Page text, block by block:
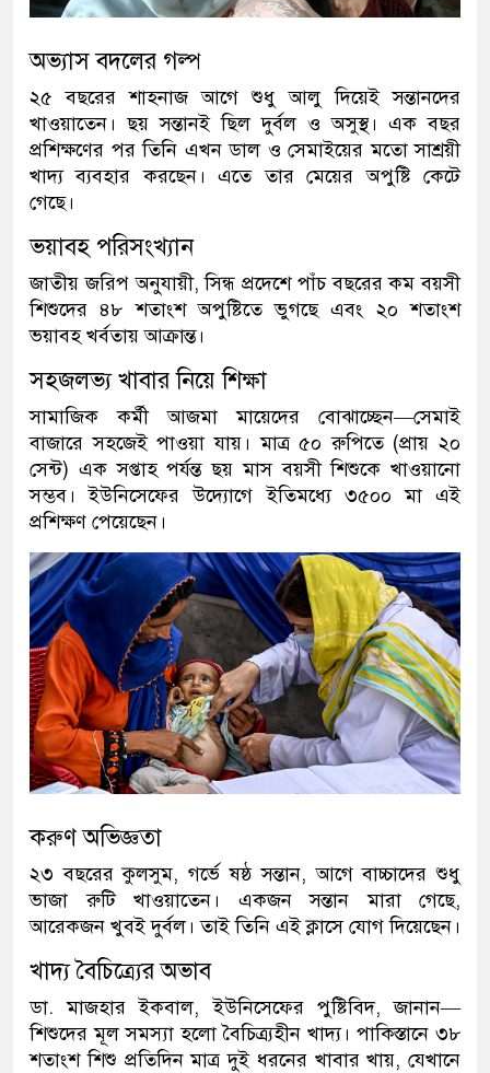
অভ্যাস বদলের গল্প
২৫ বছরের শাহনাজ আগে শুধু আলু দিয়েই সন্তানদের
খাওয়াতেন। ছয় সন্তানই ছিল দুর্বল ও অসুস্থ। এক বছর
প্রশিক্ষণের পর তিনি এখন ডাল ও সেমাইয়ের মতো সাশ্রয়ী
খাদ্য ব্যবহার করছেন। এতে তার মেয়ের অপুষ্টি কেটে
গেছে।
ভয়াবহ পরিসংখ্যান
জাতীয় জরিপ অনুযায়ী, সিন্ধ প্রদেশে পাঁচ বছরের কম বয়সী
শিশুদের ৪৮ শতাংশ অপুষ্টিতে ভুগছে এবং ২০ শতাংশ
ভয়াবহ খর্বতায় আক্রান্ত।
সহজলভ্য খাবার নিয়ে শিক্ষা
সামাজিক কর্মী আজমা মায়েদের বোঝাচ্ছেন—সেমাই
বাজারে সহজেই পাওয়া যায়। মাত্র ৫০ রুপিতে (প্রায় ২০
সেন্ট) এক সপ্তাহ পর্যন্ত ছয় মাস বয়সী শিশুকে খাওয়ানো
সম্ভব। ইউনিসেফের উদ্যোগে ইতিমধ্যে ৩৫০০ মা এই
প্রশিক্ষণ পেয়েছেন।
করুণ অভিজ্ঞতা
২৩ বছরের কুলসুম, গর্ভে ষষ্ঠ সন্তান, আগে বাচ্চাদের শুধু
ভাজা রুটি খাওয়াতেন। একজন সন্তান মারা গেছে,
আরেকজন খুবই দুর্বল। তাই তিনি এই ক্লাসে যোগ দিয়েছেন।
খাদ্য বৈচিত্র্যের অভাব
ডা. মাজহার ইকবাল, ইউনিসেফের পুষ্টিবিদ, জানান—
শিশুদের মূল সমস্যা হলো বৈচিত্র্যহীন খাদ্য। পাকিস্তানে ৩৮
শতাংশ শিশু প্রতিদিন মাত্র দুই ধরনের খাবার খায়, যেখানে